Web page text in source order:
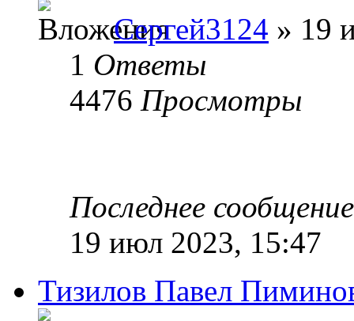
Сергей3124 » 19
1 Ответы
4476 Просмотры
Последнее
19 июл 2023, 15:47
Тизилов Павел